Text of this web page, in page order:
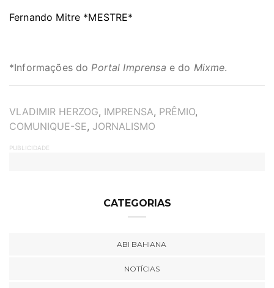
Fernando Mitre *MESTRE*
*Informações doPortal Imprensa e do Mixme.
TAGS
VLADIMIR HERZOG, IMPRENSA, PRÊMIO,
COMUNIQUE-SE, JORNALISMO
PUBLICIDADE
CATEGORIAS
ABI BAHIANA
NOTÍCIAS